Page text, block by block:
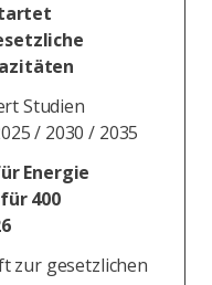
Studien
/ 2030 / 2035
Energie
400
zur gesetzlichen